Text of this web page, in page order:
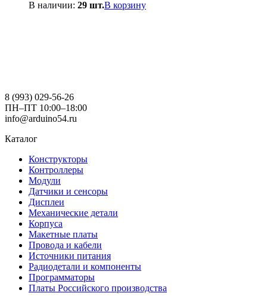
В наличии: 29 шт.В корзину
8 (993) 029-56-26
ПН–ПТ 10:00–18:00
info@arduino54.ru
Каталог
Конструкторы
Контроллеры
Модули
Датчики и сенсоры
Дисплеи
Механические детали
Корпуса
Макетные платы
Провода и кабели
Источники питания
Радиодетали и компоненты
Программаторы
Платы Российского производства